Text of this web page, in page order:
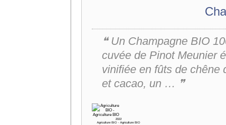
❝ Un Champagne BIO
cuvée de Pinot Meunier
vinifiée en fûts de chêne
et cacao, un … ❞
2022
Agriculture BIO - Agriculture BIO